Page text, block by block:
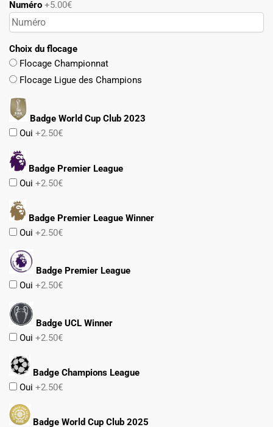
Numéro +5.00€
Choix du flocage
Flocage Championnat
Flocage Ligue des Champions
Badge World Cup Club 2023
Oui +2.50€
Badge Premier League
Oui +2.50€
Badge Premier League Winner
Oui +2.50€
Badge Premier League
Oui +2.50€
Badge UCL Winner
Oui +2.50€
Badge Champions League
Oui +2.50€
Badge World Cup Club 2025